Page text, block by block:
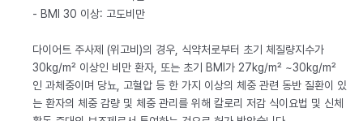
- BMI 30 이상: 고도비만
다이어트 주사제 (위고비)의 경우, 식약처로부터 초기 체질량지수가
30kg/m² 이상인 비만 환자, 또는 초기 BMI가 27kg/m² ~30kg/m²
인 과체중이며 당뇨, 고혈압 등 한 가지 이상의 체중 관련 동반 질환이 있
는 환자의 체중 감량 및 체중 관리를 위해 칼로리 저감 식이요법 및 신체